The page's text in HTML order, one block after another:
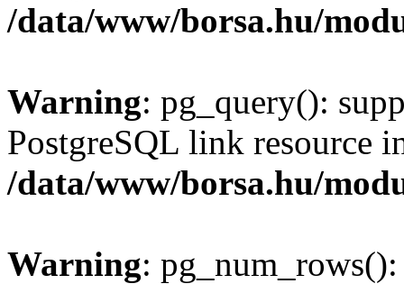
/data/www/borsa.hu/
Warning: pg_query():
PostgreSQL link resource
/data/www/borsa.hu/
Warning: